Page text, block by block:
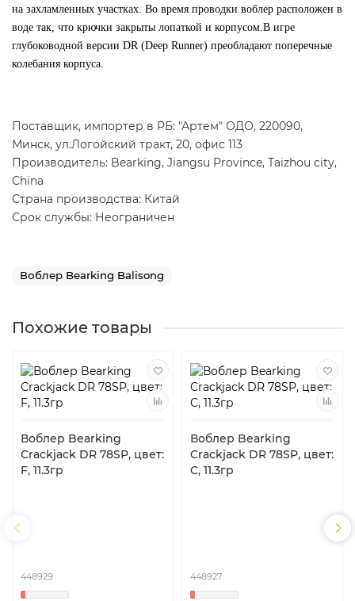
на захламленных участках. Во время проводки воблер расположен в
воде так, что крючки закрыты лопаткой и корпусом.В игре
глубоководной версии DR (Deep Runner) преобладают поперечные
колебания корпуса.
Поставщик, импортер в РБ: "Артем" ОДО, 220090,
Минск, ул.Логойский тракт, 20, офис 113
Производитель: Bearking, Jiangsu Province, Taizhou city,
China
Страна производства: Китай
Срок службы: Неограничен
Воблер Bearking Balisong
Похожие товары
Воблер Bearking
Crackjack DR 78SP, цвет:
F, 11.3гр
448929
Воблер Bearking
Crackjack DR 78SP, цвет:
C, 11.3гр
448927